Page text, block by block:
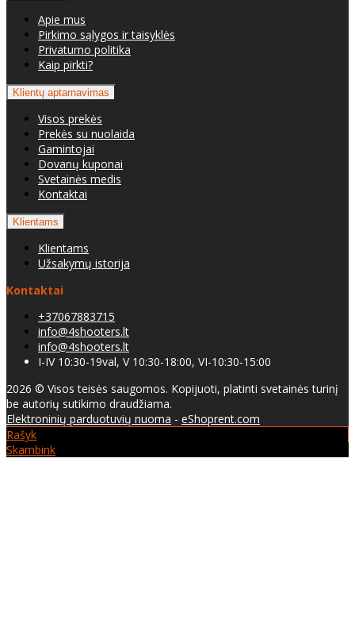
Apie mus
Pirkimo sąlygos ir taisyklės
Privatumo politika
Kaip pirkti?
Klientų aptarnavimas
Visos prekės
Prekės su nuolaida
Gamintojai
Dovanų kuponai
Svetainės medis
Kontaktai
Klientams
Klientams
Užsakymų istorija
Kontaktai
+37067883715
info@4shooters.lt
info@4shooters.lt
I-IV 10:30-19val, V 10:30-18:00, VI-10:30-15:00
2026 © Visos teisės saugomos. Kopijuoti, platinti svetainės turinį
be autorių sutikimo draudžiama.
Elektroninių parduotuvių nuoma - eShoprent.com
Rašyk
Skambink